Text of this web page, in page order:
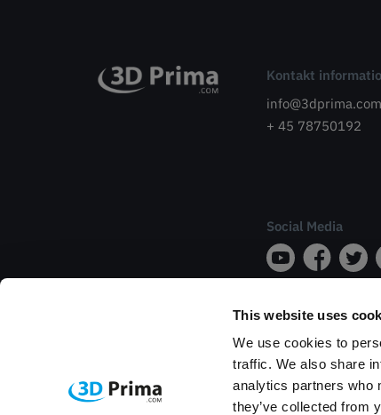
This website uses
We use cookies to
traffic. We also share
analytics partners who
they’ve collected from
Kontakt
info@3dprima.com
+ 45 78750192
Social Media